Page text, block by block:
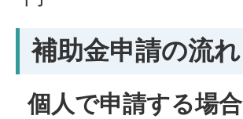
補助金申請の流れ
個人で申請する場合